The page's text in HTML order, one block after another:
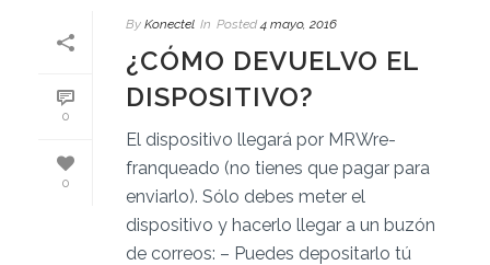
0
0
By Konectel In Posted 4 mayo, 2016
¿CÓMO DEVUELVO EL
DISPOSITIVO?
El dispositivo llegará por MRWre-
franqueado (no tienes que pagar para
enviarlo). Sólo debes meter el
dispositivo y hacerlo llegar a un buzón
de correos: – Puedes depositarlo tú